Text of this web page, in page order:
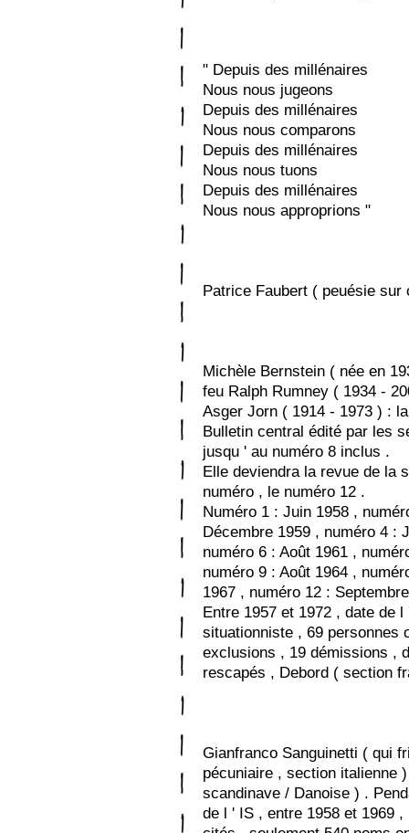
" Depuis des millénaires
Nous nous jugeons
Depuis des millénaires
Nous nous comparons
Depuis des millénaires
Nous nous tuons
Depuis des millénaires
Nous nous approprions "
Patrice Faubert ( peuésie sur
Michèle Bernstein ( née en
feu Ralph Rumney ( 1934 -
Asger Jorn ( 1914 - 1973 ) :
Bulletin central édité par les
jusqu ' au numéro 8 inclus .
Elle deviendra la revue de la
numéro , le numéro 12 .
Numéro 1 : Juin 1958 ,
Décembre 1959 , numéro 4 :
numéro 6 : Août 1961 ,
numéro 9 : Août 1964 ,
1967 , numéro 12 :
Entre 1957 et 1972 , date de
situationniste , 69 personnes
exclusions , 19 démissions ,
rescapés , Debord ( section
Gianfranco Sanguinetti ( qui
pécuniaire , section italienne
scandinave / Danoise ) .
de l ' IS , entre 1958 et 1969